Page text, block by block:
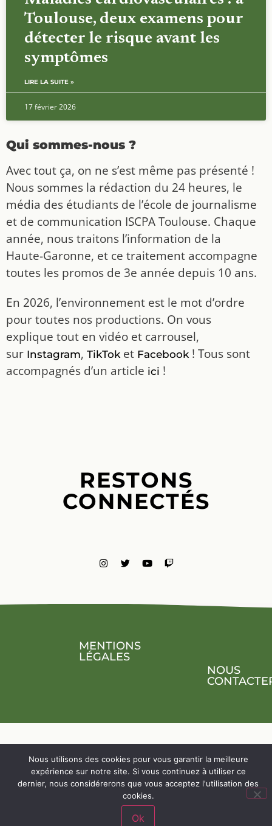
Toulouse, deux examens pour
détecter le risque avant les
symptômes
LIRE LA SUITE »
17 février 2026
Qui sommes-nous ?
Avec tout ça, on ne s’est même pas présenté !
Nous sommes la rédaction du 24 heures, le
média des étudiants de l’école de journalisme
et de communication ISCPA Toulouse. Chaque
année, nous traitons l’information de la
Haute-Garonne, et ce traitement accompagne
toutes les promos de 3e année depuis 10 ans.
En 2026, l’environnement est le mot d’ordre
pour toutes nos productions. On vous
explique tout en vidéo et carrousel,
sur Instagram, TikToket Facebook! Tous sont
accompagnés d’un article ici !
RESTONS
CONNECTÉS
MENTIONS
LÉGALES
NOUS
Nous utilisons des cookies pour vous garantir la meilleure
expérience sur notre site. Si vous continuez à utiliser ce
dernier, nous considérerons que vous acceptez l'utilisation des
cookies.
Ok